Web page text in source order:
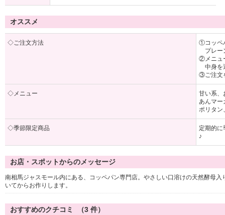
オススメ
◇ご注文方法
①コッペ
プレー
②メニュ
中身を
③ご注文
◇メニュー
甘い系、
あんマー
ポリタ
◇季節限定商品
定期的に
♪
お店・スポットからのメッセージ
南相馬ジャスモール内にある、コッペパン専門店。やさしい口溶けの天然酵母
いてからお作りします。
おすすめのクチコミ （3 件）